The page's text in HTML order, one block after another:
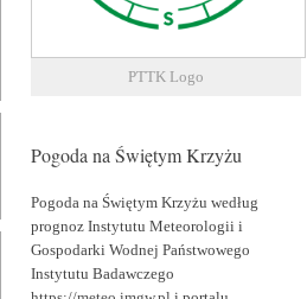
PTTK Logo
Pogoda na Świętym Krzyżu
Pogoda na Świętym Krzyżu według
prognoz Instytutu Meteorologii i
Gospodarki Wodnej Państwowego
Instytutu Badawczego